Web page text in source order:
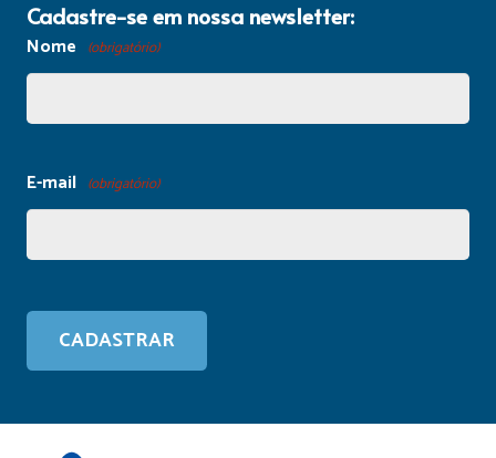
Cadastre-se em nossa newsletter:
Nome (obrigatório)
E-mail (obrigatório)